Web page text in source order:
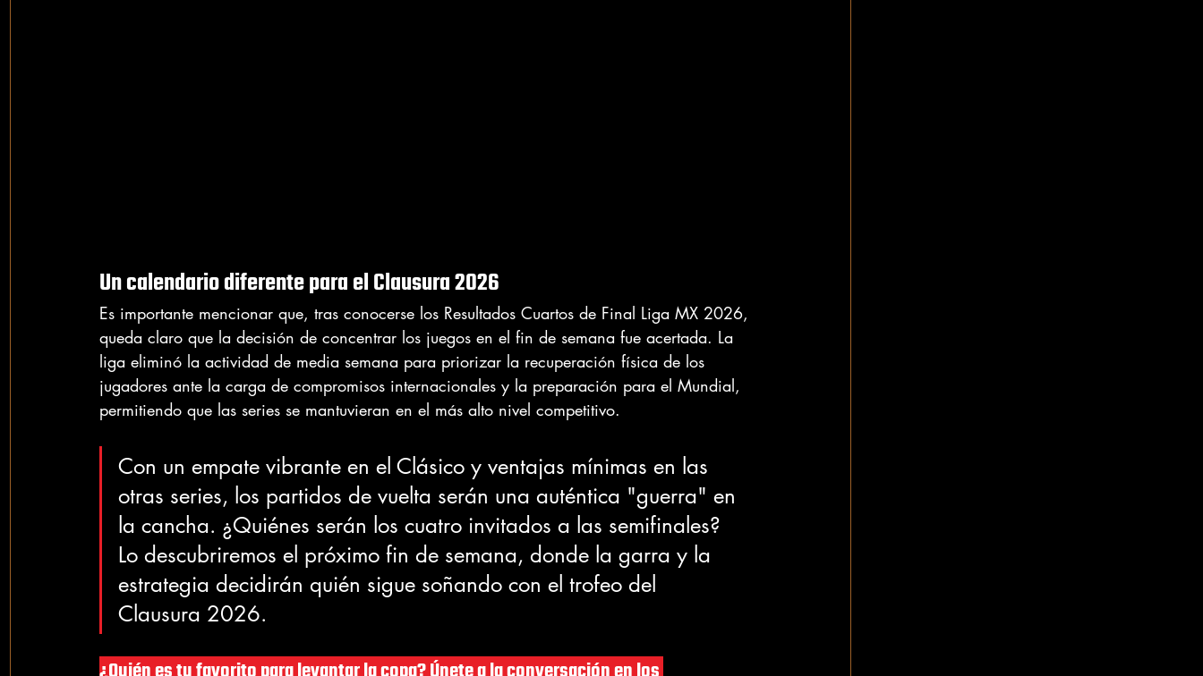
Un calendario diferente para el Clausura 2026
Es importante mencionar que, tras conocerse los Resultados Cuartos de Final Liga MX 2026,
queda claro que la decisión de concentrar los juegos en el fin de semana fue acertada. La
liga eliminó la actividad de media semana para priorizar la recuperación física de los
jugadores ante la carga de compromisos internacionales y la preparación para el Mundial,
permitiendo que las series se mantuvieran en el más alto nivel competitivo.
Con un empate vibrante en el Clásico y ventajas mínimas en las
otras series, los partidos de vuelta serán una auténtica "guerra" en
la cancha. ¿Quiénes serán los cuatro invitados a las semifinales?
Lo descubriremos el próximo fin de semana, donde la garra y la
estrategia decidirán quién sigue soñando con el trofeo del
Clausura 2026.